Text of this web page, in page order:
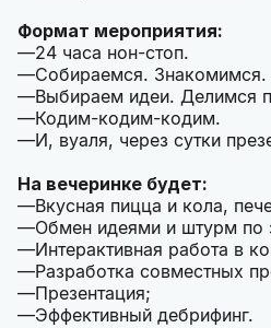
Формат мероприятия:
24 часа нон-стоп.
Собираемся.
Выбираем идеи. Делимся
Кодим-кодим-кодим.
И, вуаля, через сутки
На вечеринке будет:
Вкусная пицца и кола,
Обмен идеями и штурм по
Интерактивная работа в
Разработка совместных
Презентация;
Эффективный дебрифинг.